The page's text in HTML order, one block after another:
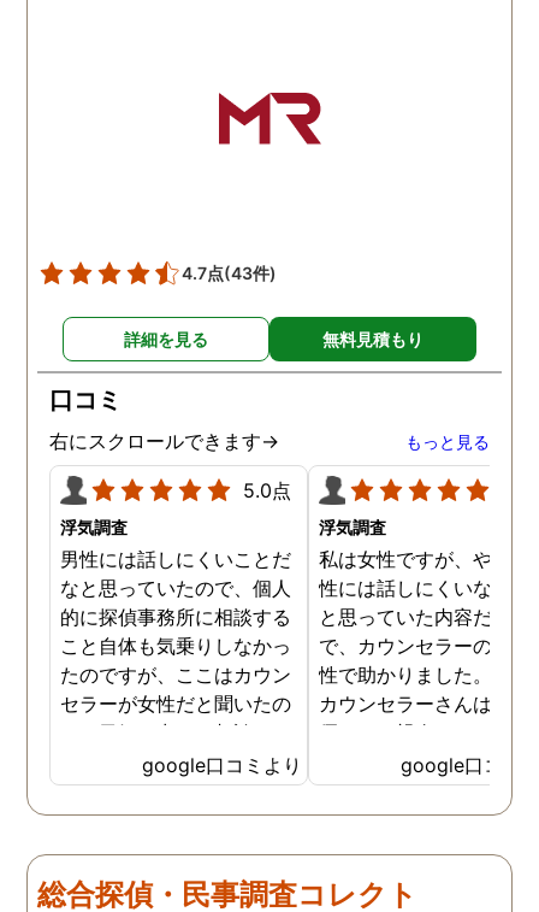
かり注意してくださる方で
した。本当に感謝してま
す。また分からない事があ
がとうございました！！
4.7点(43件)
詳細を見る 無料見積もり
口コミ
右にスクロールできます→ もっと見る
5.0点
浮気調査
男性には話しにくいことだ
なと思っていたので、個人
的に探偵事務所に相談する
こと自体も気乗りしなかっ
たのですが、ここはカウン
セラーが女性だと聞いたの
で、勇気を出して相談して
みることにしました。感極
まって泣いてしまったり、
感情が表に出すぎてしまう
ださったので安心して悩み
を話せました。他はどうか
google口コミより
浮気調査
私は女性ですが、やはり
性には話しにくいな。。
と思っていた内容だった
で、カウンセラーの方が
性で助かりました。MR
カウンセラーさんはすご
優しくて親身になって話
聞いてくれるので思わず
を流して話してしまいま
た。それほど自分がずっ
した、調査料金は決して
いとは言えませんが、調
google口コミ
総合探偵・民事調査コレクト